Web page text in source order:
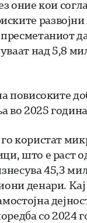
оние кои
над 5,8
повисоките
во 2025
користат
што е раст
45,3
денари.
со 2024